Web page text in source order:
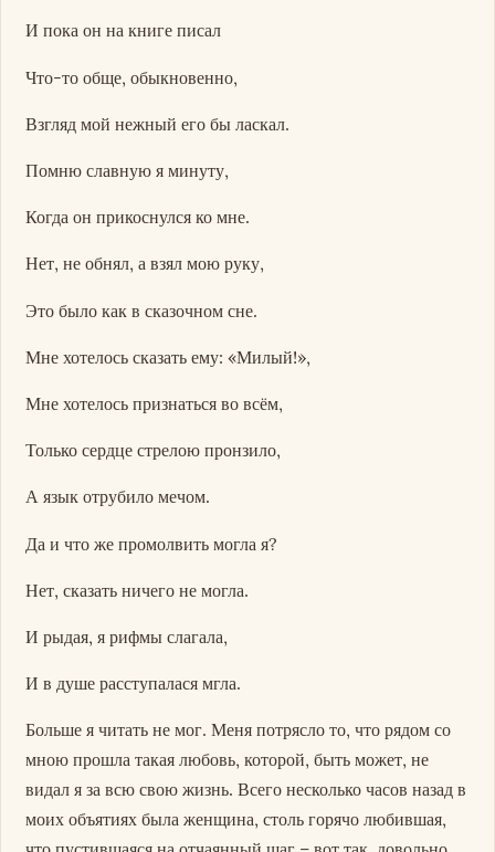
И пока он на книге писал
Что-то обще, обыкновенно,
Взгляд мой нежный его бы ласкал.
Помню славную я минуту,
Когда он прикоснулся ко мне.
Нет, не обнял, а взял мою руку,
Это было как в сказочном сне.
Мне хотелось сказать ему: «Милый!»,
Мне хотелось признаться во всём,
Только сердце стрелою пронзило,
А язык отрубило мечом.
Да и что же промолвить могла я?
Нет, сказать ничего не могла.
И рыдая, я рифмы слагала,
И в душе расступалася мгла.
Больше я читать не мог. Меня потрясло то, что рядом со
мною прошла такая любовь, которой, быть может, не
видал я за всю свою жизнь. Всего несколько часов назад в
моих объятиях была женщина, столь горячо любившая,